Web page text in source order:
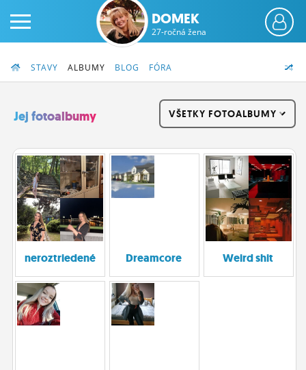
ČINŽIAK
FÓRUM
STATUSY
BLOGY
OBRÁZKY
DOMEK
27-ročná žena
STAVY ALBUMY BLOG FÓRA
Jej fotoalbumy VŠETKY FOTOALBUMY
neroztriedené Dreamcore Weird shit